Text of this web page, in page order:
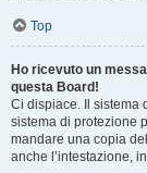
Top
Ho ricevuto un
questa Board!
Ci dispiace. Il sistema
sistema di protezione
mandare una copia
anche l’intestazione,